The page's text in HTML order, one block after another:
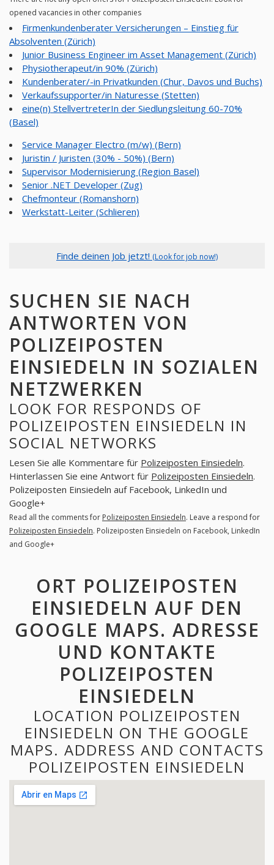
opened vacancies in other companies
Firmenkundenberater Versicherungen – Einstieg für
Absolventen (Zürich)
Junior Business Engineer im Asset Management (Zürich)
Physiotherapeut/in 90% (Zürich)
Kundenberater/-in Privatkunden (Chur, Davos und Buchs)
Verkaufssupporter/in Naturesse (Stetten)
eine(n) StellvertreterIn der Siedlungsleitung 60-70%
(Basel)
Service Manager Electro (m/w) (Bern)
Juristin / Juristen (30% - 50%) (Bern)
Supervisor Modernisierung (Region Basel)
Senior .NET Developer (Zug)
Chefmonteur (Romanshorn)
Werkstatt-Leiter (Schlieren)
Finde deinen Job jetzt! (Look for job now!)
SUCHEN SIE NACH
ANTWORTEN VON
POLIZEIPOSTEN
EINSIEDELN IN SOZIALEN
NETZWERKEN
LOOK FOR RESPONDS OF
POLIZEIPOSTEN EINSIEDELN IN
SOCIAL NETWORKS
Lesen Sie alle Kommentare für Polizeiposten Einsiedeln.
Hinterlassen Sie eine Antwort für Polizeiposten Einsiedeln.
Polizeiposten Einsiedeln auf Facebook, LinkedIn und
Google+
Read all the comments for Polizeiposten Einsiedeln. Leave a respond for
Polizeiposten Einsiedeln. Polizeiposten Einsiedeln on Facebook, LinkedIn
and Google+
ORT POLIZEIPOSTEN
EINSIEDELN AUF DEN
GOOGLE MAPS. ADRESSE
UND KONTAKTE
POLIZEIPOSTEN
EINSIEDELN
LOCATION POLIZEIPOSTEN
EINSIEDELN ON THE GOOGLE
MAPS. ADDRESS AND CONTACTS
POLIZEIPOSTEN EINSIEDELN